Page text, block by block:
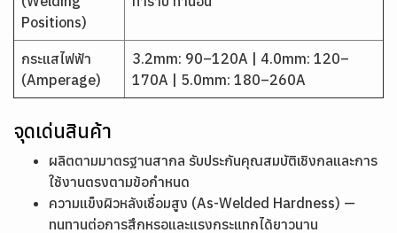
Positions)
กระแสไฟฟ้า
(Amperage)
3.2mm: 90–120A | 4.0mm: 120–
170A | 5.0mm: 180–260A
จุดเด่นสินค้า
ผลิตตามมาตรฐานสากล รับประกันคุณสมบัติเชิงกลและการ
ใช้งานตรงตามข้อกำหนด
ความแข็งผิวหลังเชื่อมสูง (As-Welded Hardness) —
ทนทานต่อการสึกหรอและแรงกระแทกได้ยาวนาน